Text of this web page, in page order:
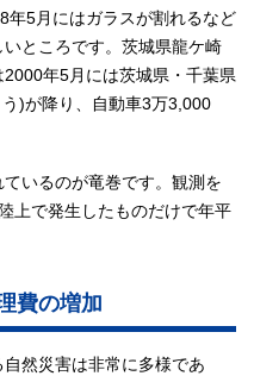
年5月にはガラスが割れるなど
ところです。茨城県龍ケ崎
年5月には茨城県・千葉県
)が降り、自動車3万3,000
いるのが竜巻です。観測を
上で発生したものだけで年平
費の増加
然災害は非常に多様であ